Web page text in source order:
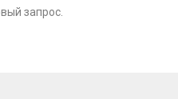
запрос.